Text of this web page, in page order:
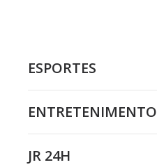
ESPORTES
ENTRETENIMENTO
JR 24H